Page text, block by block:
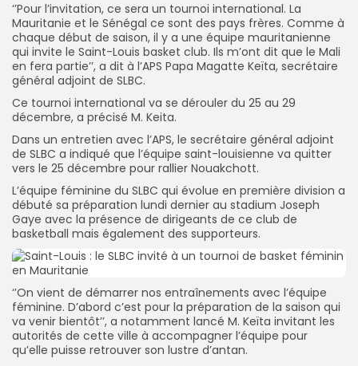
‘’Pour l’invitation, ce sera un tournoi international. La
Mauritanie et le Sénégal ce sont des pays frères. Comme à
chaque début de saison, il y a une équipe mauritanienne
qui invite le Saint-Louis basket club. Ils m’ont dit que le Mali
en fera partie’’, a dit à l’APS Papa Magatte Keïta, secrétaire
général adjoint de SLBC.
Ce tournoi international va se dérouler du 25 au 29
décembre, a précisé M. Keita.
Dans un entretien avec l’APS, le secrétaire général adjoint
de SLBC a indiqué que l’équipe saint-louisienne va quitter
vers le 25 décembre pour rallier Nouakchott.
L’équipe féminine du SLBC qui évolue en première division a
débuté sa préparation lundi dernier au stadium Joseph
Gaye avec la présence de dirigeants de ce club de
basketball mais également des supporteurs.
‘’On vient de démarrer nos entraînements avec l’équipe
féminine. D’abord c’est pour la préparation de la saison qui
va venir bientôt’’, a notamment lancé M. Keïta invitant les
autorités de cette ville à accompagner l’équipe pour
qu’elle puisse retrouver son lustre d’antan.